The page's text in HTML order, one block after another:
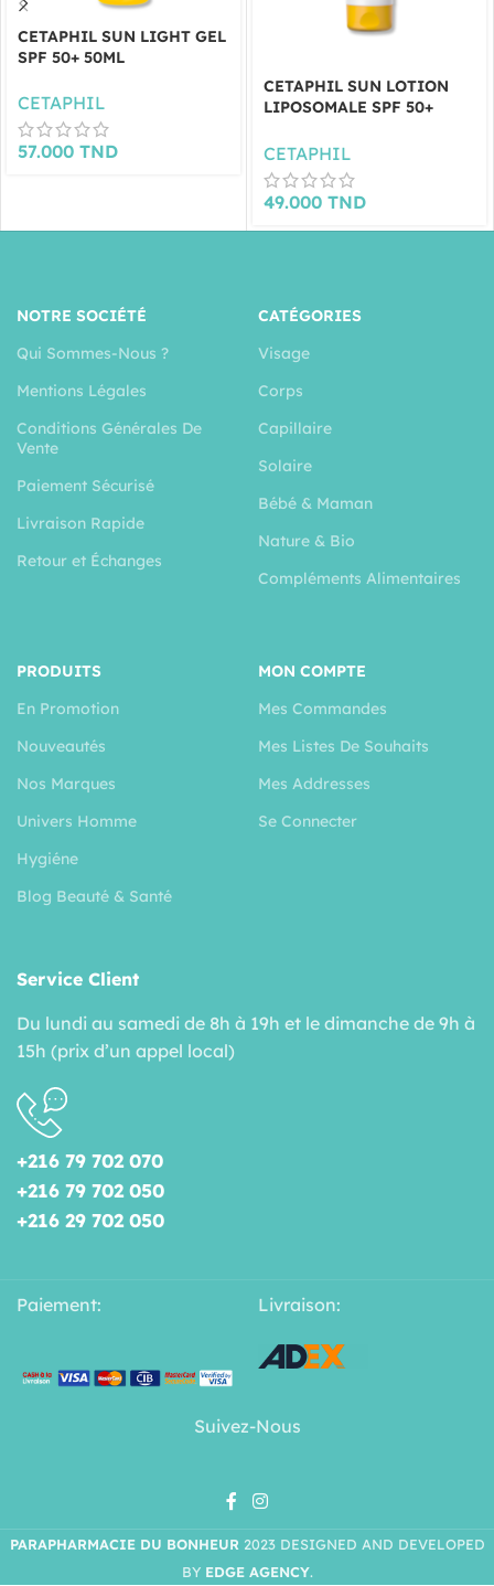
CETAPHIL SUN LIGHT GEL
SPF 50+ 50ML
CETAPHIL
57.000 TND
CETAPHIL SUN LOTION
LIPOSOMALE SPF 50+
CETAPHIL
49.000 TND
NOTRE SOCIÉTÉ
Qui Sommes-Nous ?
Mentions Légales
Conditions Générales De
Vente
Paiement Sécurisé
Livraison Rapide
Retour et Échanges
CATÉGORIES
Visage
Corps
Capillaire
Solaire
Bébé & Maman
Nature & Bio
Compléments Alimentaires
PRODUITS
En Promotion
Nouveautés
Nos Marques
Univers Homme
Hygiéne
Blog Beauté & Santé
MON COMPTE
Mes Commandes
Mes Listes De Souhaits
Mes Addresses
Se Connecter
Service Client
Du lundi au samedi de 8h à 19h et le dimanche de 9h à
15h (prix d’un appel local)
+216 79 702 070
+216 79 702 050
+216 29 702 050
Paiement: Livraison:
Suivez-Nous
PARAPHARMACIE DU BONHEUR 2023 DESIGNED AND DEVELOPED
BY EDGE AGENCY.